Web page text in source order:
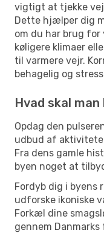
vigtigt at tjekke
Dette hjælper dig
om du har brug
køligere klimaer
til varmere vejr.
behagelig og
Hvad skal man
Opdag den
udbud af
Fra dens gamle
byen noget at
Fordyb dig i byens
udforske ikoniske
Forkæl dine
gennem Danmarks